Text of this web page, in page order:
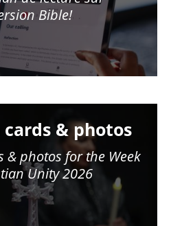
Bible!
& photos
& photos for the Week
Unity 2026